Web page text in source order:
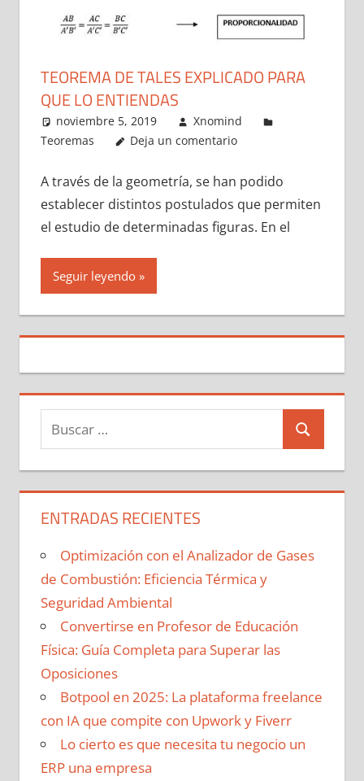
TEOREMA DE TALES EXPLICADO PARA
QUE LO ENTIENDAS
noviembre 5, 2019
Xnomind
Teoremas
Deja un comentario
A través de la geometría, se han podido
establecer distintos postulados que permiten
el estudio de determinadas figuras. En el
Seguir leyendo
Buscar:
Buscar
ENTRADAS RECIENTES
Optimización con el Analizador de Gases
de Combustión: Eficiencia Térmica y
Seguridad Ambiental
Convertirse en Profesor de Educación
Física: Guía Completa para Superar las
Oposiciones
Botpool en 2025: La plataforma freelance
con IA que compite con Upwork y Fiverr
Lo cierto es que necesita tu negocio un
ERP una empresa